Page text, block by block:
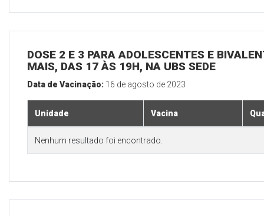
DOSE 2 E 3 PARA ADOLESCENTES E
MAIS, DAS 17 ÀS 19H, NA UBS SEDE
Data de Vacinação: 16 de agosto de 2023
Unidade Vacina
Nenhum resultado foi encontrado.